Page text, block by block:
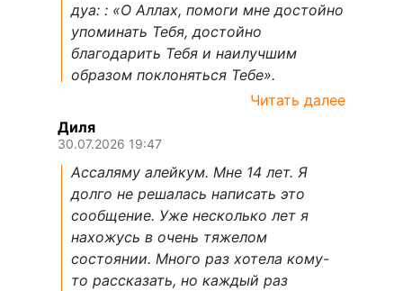
дуа: : «О Аллах, помоги мне достойно
упоминать Тебя, достойно
благодарить Тебя и наилучшим
образом поклоняться Тебе».
Читать далее
Диля
30.07.2026 19:47
Ассаляму алейкум. Мне 14 лет. Я
долго не решалась написать это
сообщение. Уже несколько лет я
нахожусь в очень тяжелом
состоянии. Много раз хотела кому-
то рассказать, но каждый раз